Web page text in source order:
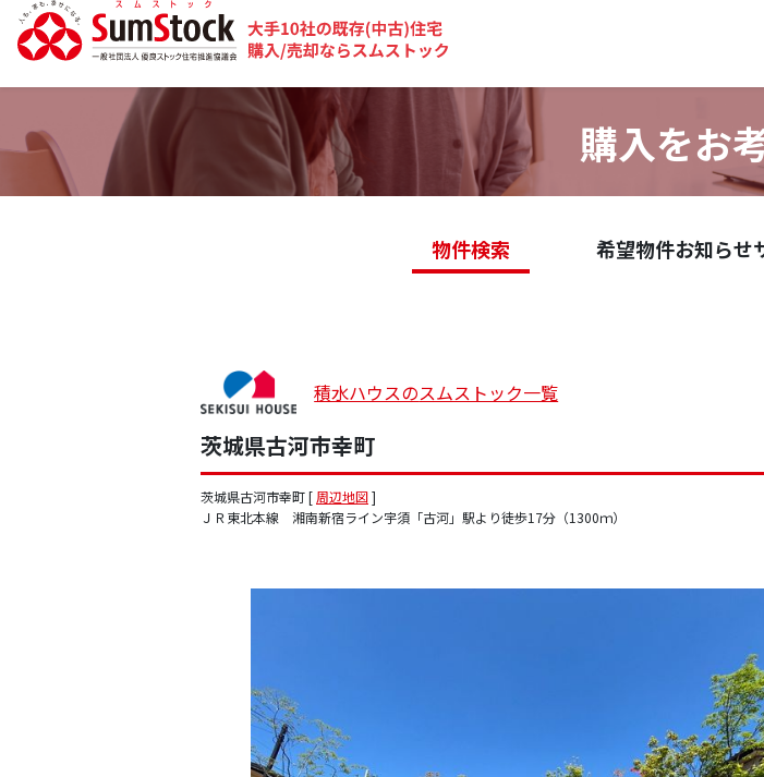
購入をお
物件検索 希望物件お知らせ
積水ハウスのスムストック一覧
茨城県古河市幸町
茨城県古河市幸町 [ 周辺地図]
ＪＲ東北本線 湘南新宿ライン宇須「古河」駅より徒歩17分（1300ｍ）